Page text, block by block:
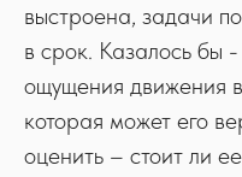
выстроена, задачи
в срок. Казалось бы
ощущения движения
которая может его
оценить – стоит ли